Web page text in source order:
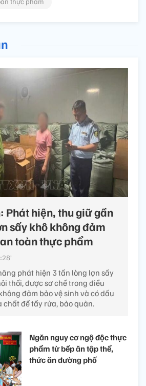
Phát hiện, thu giữ gần
sấy khô không đảm
toàn thực phẩm
phát hiện 3 tấn lòng lợn sấy
thối, được sơ chế trong điều
đảm bảo vệ sinh và có dấu
chất để tẩy rửa, bảo quản.
Ngăn nguy cơ ngộ độc thực
phẩm từ bếp ăn tập thể,
thức ăn đường phố